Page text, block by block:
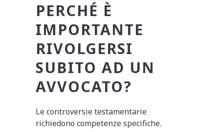
PERCHÉ È
IMPORTANTE
RIVOLGERSI
SUBITO AD UN
AVVOCATO?
Le controversie testamentarie
richiedono competenze specifiche.